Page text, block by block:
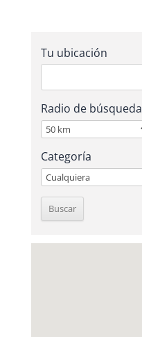
Tu ubicación
Radio de búsqueda
Categoría